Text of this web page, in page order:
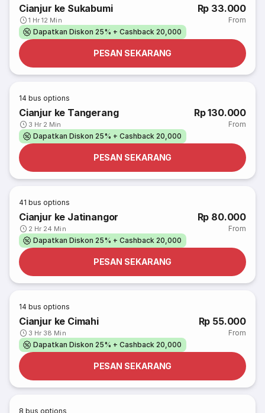
Cianjur ke Sukabumi
1 Hr 12 Min
Rp 33.000
From
Dapatkan Diskon 25% + Cashback 20,000
PESAN SEKARANG
14 bus options
Cianjur ke Tangerang
3 Hr 2 Min
Rp 130.000
From
Dapatkan Diskon 25% + Cashback 20,000
PESAN SEKARANG
41 bus options
Cianjur ke Jatinangor
2 Hr 24 Min
Rp 80.000
From
Dapatkan Diskon 25% + Cashback 20,000
PESAN SEKARANG
14 bus options
Cianjur ke Cimahi
3 Hr 38 Min
Rp 55.000
From
Dapatkan Diskon 25% + Cashback 20,000
PESAN SEKARANG
8 bus options